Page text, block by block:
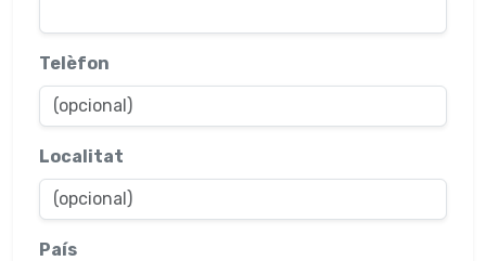
Telèfon
Localitat
País